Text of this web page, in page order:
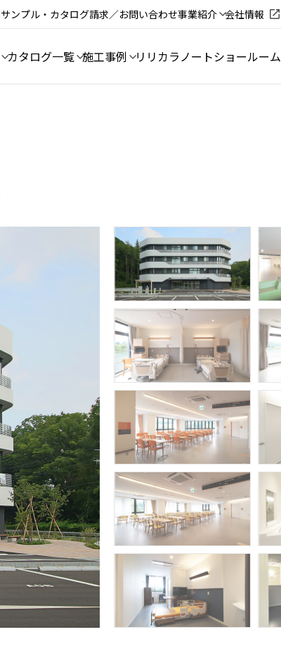
サンプル・カタログ請求／お問い合わせ事業紹介 会社情報
カタログ一覧 施工事例 リリカラノートショールーム